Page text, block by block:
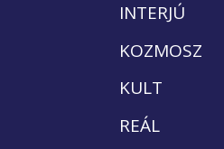
INTERJÚ
KOZMOSZ
KULT
REÁL